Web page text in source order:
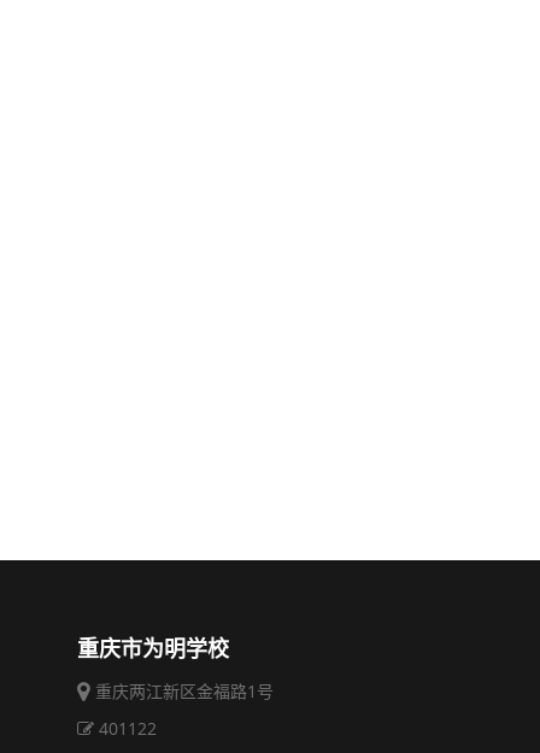
重庆市为明学校
重庆两江新区金福路1号
401122